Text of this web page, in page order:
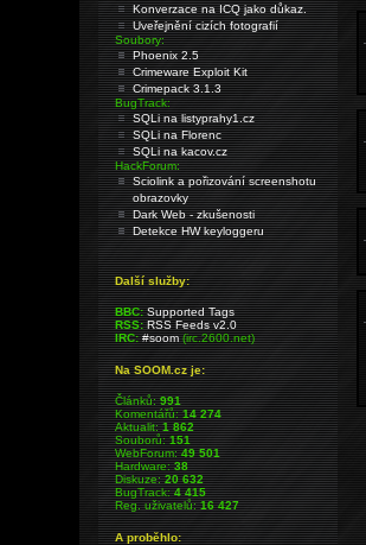
Konverzace na ICQ jako důkaz.
Uveřejnění cizích fotografií
Soubory:
Phoenix 2.5
Crimeware Exploit Kit
Crimepack 3.1.3
BugTrack:
SQLi na listyprahy1.cz
SQLi na Florenc
SQLi na kacov.cz
HackForum:
Sciolink a pořizování screenshotu
obrazovky
Dark Web - zkušenosti
Detekce HW keyloggeru
Další služby:
BBC: Supported Tags
RSS: RSS Feeds v2.0
IRC: #soom(irc.2600.net)
Na SOOM.cz je:
Článků:991
Komentářů:14 274
Aktualit:1 862
Souborů:151
WebForum:49 501
Hardware:38
Diskuze:20 632
BugTrack:4 415
Reg. uživatelů:16 427
A proběhlo: